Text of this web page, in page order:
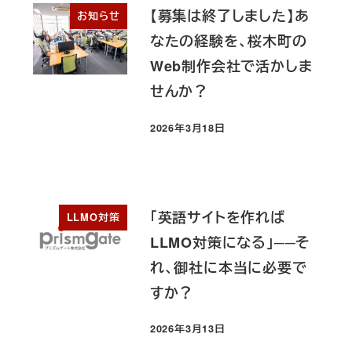
お知らせ
【募集は終了しました】あ
なたの経験を、桜木町の
Web制作会社で活かしま
せんか？
投稿日
2026年3月18日
LLMO対策
「英語サイトを作れば
LLMO対策になる」──そ
れ、御社に本当に必要で
すか？
投稿日
2026年3月13日